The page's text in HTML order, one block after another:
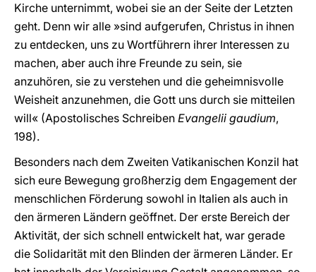
Kirche unternimmt, wobei sie an der Seite der Letzten
geht. Denn wir alle »sind aufgerufen, Christus in ihnen
zu entdecken, uns zu Wortführern ihrer Interessen zu
machen, aber auch ihre Freunde zu sein, sie
anzuhören, sie zu verstehen und die geheimnisvolle
Weisheit anzunehmen, die Gott uns durch sie mitteilen
will« (Apostolisches Schreiben Evangelii gaudium,
198).
Besonders nach dem Zweiten Vatikanischen Konzil hat
sich eure Bewegung großherzig dem Engagement der
menschlichen Förderung sowohl in Italien als auch in
den ärmeren Ländern geöffnet. Der erste Bereich der
Aktivität, der sich schnell entwickelt hat, war gerade
die Solidarität mit den Blinden der ärmeren Länder. Er